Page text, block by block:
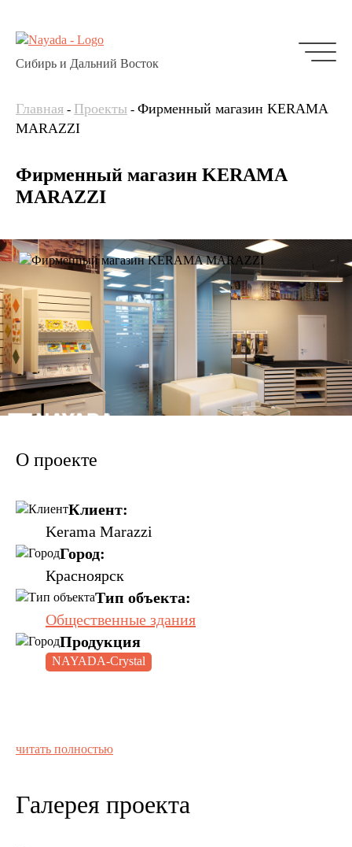
Сибирь и Дальний Восток
Главная - Проекты - Фирменный магазин KERAMA
MARAZZI
Фирменный магазин KERAMA
MARAZZI
О проекте
Клиент:
Kerama Marazzi
Город:
Красноярск
Тип объекта:
Общественные здания
Продукция
NAYADA-Crystal
читать полностью
Галерея проекта